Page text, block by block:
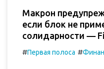
Макрон
если блок не
солидарности —
#Первая полоса #